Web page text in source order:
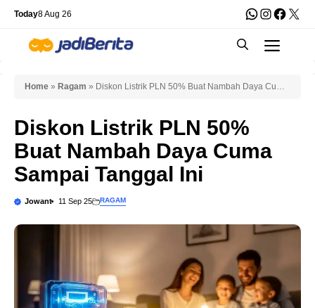
Skip
content
Today8 Aug 26 WhatsApp
X
Home » Ragam » Diskon Listrik PLN 50% Buat Nambah Daya Cuma
Diskon Listrik PLN 50%
Buat Nambah Daya Cuma
Sampai Tanggal Ini
Jowant 11 Sep 25 RAGAM